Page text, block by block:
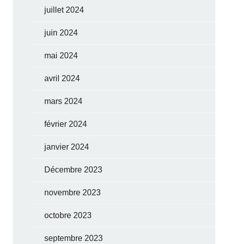
juillet 2024
juin 2024
mai 2024
avril 2024
mars 2024
février 2024
janvier 2024
Décembre 2023
novembre 2023
octobre 2023
septembre 2023